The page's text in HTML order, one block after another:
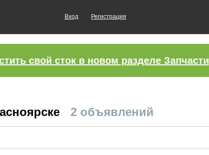
Вход Регистрация
свой сток в новом разделе Запчасти
2 объявлений